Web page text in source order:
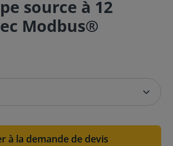
source à 12
Modbus®
à la demande de devis